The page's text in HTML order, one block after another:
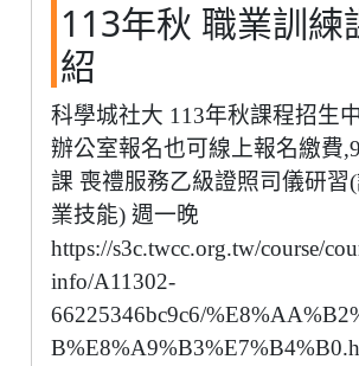
113年秋 職業訓練
紹
科學城社大 113年秋課程招生
辦公室報名也可線上報名繳費
課 喪禮服務乙級證照司儀研習
業技能) 週一晚
https://s3c.twcc.org.tw/course/
info/A11302-
66225346bc9c6/